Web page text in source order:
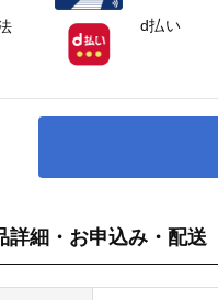
詳細・お申込み・配送
d払い